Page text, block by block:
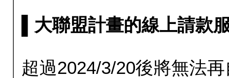
▌大聯盟計畫的線上請款
超過2024/3/20後將無法